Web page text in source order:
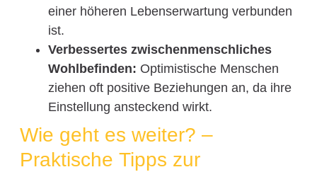
einer höheren Lebenserwartung verbunden
ist.
Verbessertes zwischenmenschliches
Wohlbefinden: Optimistische Menschen
ziehen oft positive Beziehungen an, da ihre
Einstellung ansteckend wirkt.
Wie geht es weiter? –
Praktische Tipps zur